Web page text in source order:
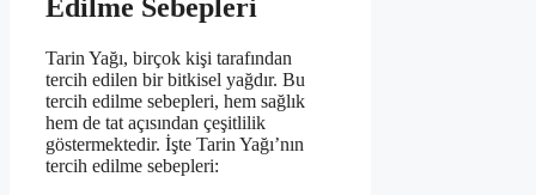
Edilme Sebepleri
Tarin Yağı, birçok kişi tarafından
tercih edilen bir bitkisel yağdır. Bu
tercih edilme sebepleri, hem sağlık
hem de tat açısından çeşitlilik
göstermektedir. İşte Tarin Yağı’nın
tercih edilme sebepleri: